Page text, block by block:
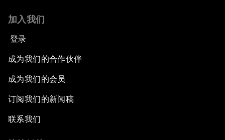
加入我们
登录
成为我们的合作伙伴
成为我们的会员
订阅我们的新闻稿
联系我们